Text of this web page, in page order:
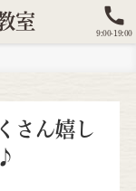
室
9:00-19:00
さん嬉し